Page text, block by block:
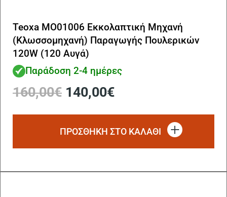
Teoxa MO01006 Εκκολαπτική Μηχανή
(Κλωσσομηχανή) Παραγωγής Πουλερικών
120W (120 Αυγά)
Παράδοση 2-4 ημέρες
160,00€ Original
price
was:
160,00€.
140,00€Η
τιμή
είναι:
140,00€.
ΠΡΟΣΘΗΚΗ ΣΤΟ ΚΑΛΑΘΙ